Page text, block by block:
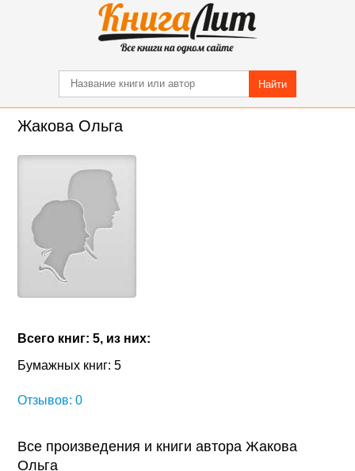
Найти
Жакова Ольга
Всего книг: 5, из них:
Бумажных книг: 5
Отзывов: 0
Все произведения и книги автора Жакова
Ольга